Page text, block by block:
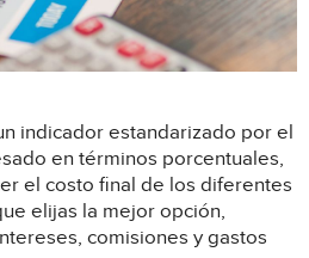
indicador estandarizado por el
en términos porcentuales,
el costo final de los diferentes
elijas la mejor opción,
comisiones y gastos